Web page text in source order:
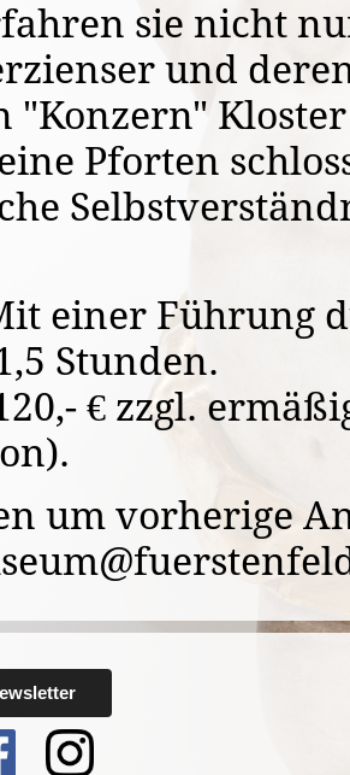
sie nicht
und
"Konzern"
Pforten
einer Führung
Stunden.
€ zzgl.
um vorherige